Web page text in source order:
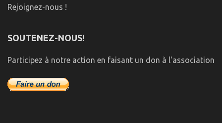
Rejoignez-nous !
SOUTENEZ-NOUS!
Participez à notre action en faisant un don à l'association